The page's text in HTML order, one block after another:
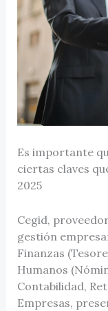
Es importante
ciertas claves
2025
Cegid,
gestión
Finanzas
Humanos
Contabilidad,
Empresas,